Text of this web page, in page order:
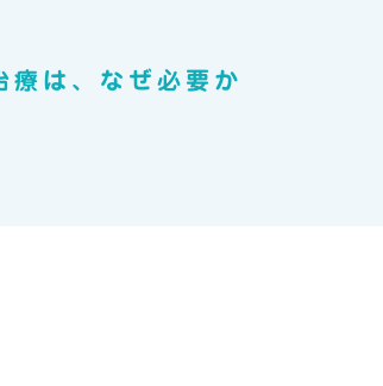
療は、なぜ必要か